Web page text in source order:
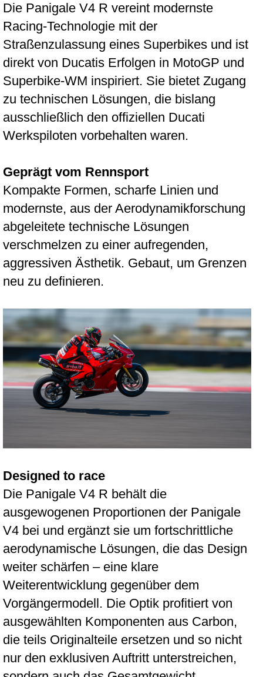
Die Panigale V4 R vereint modernste
Racing-Technologie mit der
Straßenzulassung eines Superbikes und ist
direkt von Ducatis Erfolgen in MotoGP und
Superbike-WM inspiriert. Sie bietet Zugang
zu technischen Lösungen, die bislang
ausschließlich den offiziellen Ducati
Werkspiloten vorbehalten waren.
Geprägt vom Rennsport
Kompakte Formen, scharfe Linien und
modernste, aus der Aerodynamikforschung
abgeleitete technische Lösungen
verschmelzen zu einer aufregenden,
aggressiven Ästhetik. Gebaut, um Grenzen
neu zu definieren.
Designed to race
Die Panigale V4 R behält die
ausgewogenen Proportionen der Panigale
V4 bei und ergänzt sie um fortschrittliche
aerodynamische Lösungen, die das Design
weiter schärfen – eine klare
Weiterentwicklung gegenüber dem
Vorgängermodell. Die Optik profitiert von
ausgewählten Komponenten aus Carbon,
die teils Originalteile ersetzen und so nicht
nur den exklusiven Auftritt unterstreichen,